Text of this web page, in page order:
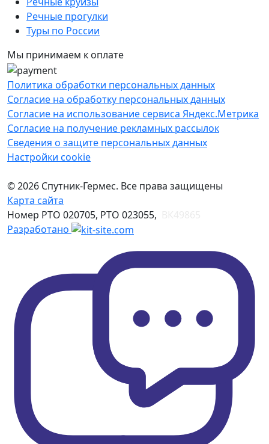
Речные прогулки
Туры по России
Мы принимаем к оплате
Политика обработки персональных данных
Согласие на обработку персональных данных
Согласие на использование сервиса Яндекс.Метрика
Согласие на получение рекламных рассылок
Сведения о защите персональных данных
Настройки cookie
© 2026 Спутник-Гермес. Все права защищены
Карта сайта
Номер РТО 020705, РТО 023055,
Разработано